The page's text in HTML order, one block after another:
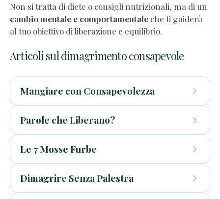
Non si tratta di diete o consigli nutrizionali, ma di un
cambio mentale e comportamentale che ti guiderà
al tuo obiettivo di liberazione e equilibrio.
Articoli sul dimagrimento consapevole
Mangiare con Consapevolezza
Cos'è il Mindful eating? E può essere adottato
come strumento di auto-coaching? Immagina
di poter mangiare con
liberamente e senza giudizio. Immagina di
mangiare cibo sano e sentire che ti fa bene.
Immagina anche di mangiare qualche
Parole che Liberano?
Se usi spesso parole come "abbuffate" o
"compulsive eating", rischi di rinforzare
l'identità legata al problema: cambia il tuo
dialogo internoe alleggerisci il peso emotivo
Le 7 Mosse Furbe
E se laquantitàfosse eccessiva? E se con l'età ne
abbisognassimo di meno? E se con il minor
Dimagrire Senza Palestra